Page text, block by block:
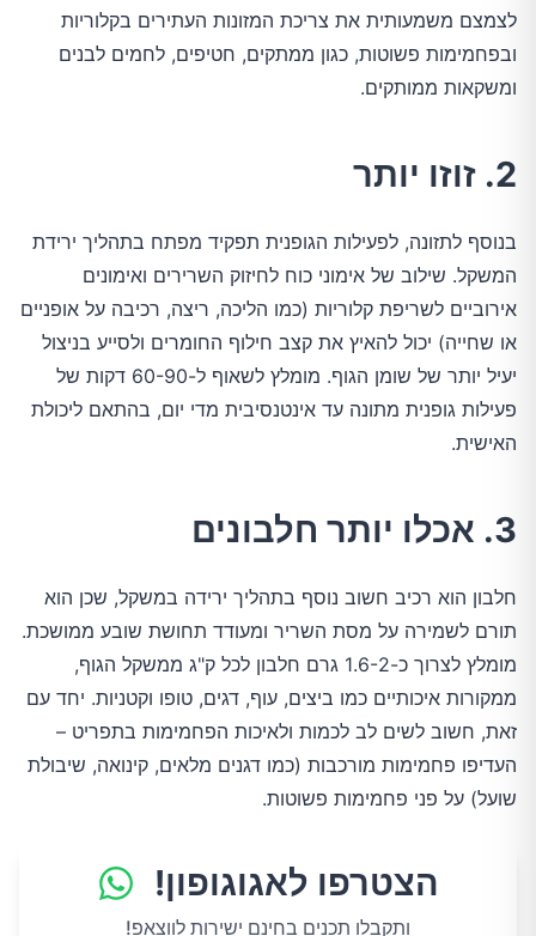
לצמצם משמעותית את צריכת המזונות העתירים בקלוריות
ובפחמימות פשוטות, כגון ממתקים, חטיפים, לחמים לבנים
ומשקאות ממותקים.
2. זוזו יותר
בנוסף לתזונה, לפעילות הגופנית תפקיד מפתח בתהליך ירידת
המשקל. שילוב של אימוני כוח לחיזוק השרירים ואימונים
אירוביים לשריפת קלוריות (כמו הליכה, ריצה, רכיבה על אופניים
או שחייה) יכול להאיץ את קצב חילוף החומרים ולסייע בניצול
יעיל יותר של שומן הגוף. מומלץ לשאוף ל-60-90 דקות של
פעילות גופנית מתונה עד אינטנסיבית מדי יום, בהתאם ליכולת
האישית.
3. אכלו יותר חלבונים
חלבון הוא רכיב חשוב נוסף בתהליך ירידה במשקל, שכן הוא
תורם לשמירה על מסת השריר ומעודד תחושת שובע ממושכת.
מומלץ לצרוך כ-1.6-2 גרם חלבון לכל ק"ג ממשקל הגוף,
ממקורות איכותיים כמו ביצים, עוף, דגים, טופו וקטניות. יחד עם
זאת, חשוב לשים לב לכמות ולאיכות הפחמימות בתפריט –
העדיפו פחמימות מורכבות (כמו דגנים מלאים, קינואה, שיבולת
שועל) על פני פחמימות פשוטות.
הצטרפו לאגוגופון!
ותקבלו תכנים בחינם ישירות לווצאפ!